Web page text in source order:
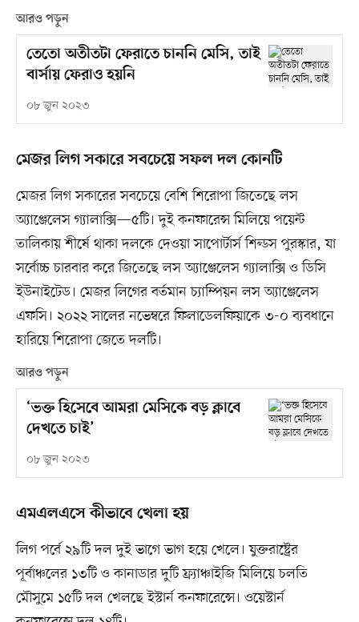
আরও পড়ুন
তেতো অতীতটা ফেরাতে চাননি মেসি, তাই
বার্সায় ফেরাও হয়নি
০৮ জুন ২০২৩
মেজর লিগ সকারে সবচেয়ে সফল দল কোনটি
মেজর লিগ সকারের সবচেয়ে বেশি শিরোপা জিতেছে লস
অ্যাঞ্জেলেস গ্যালাক্সি—৫টি। দুই কনফারেন্স মিলিয়ে পয়েন্ট
তালিকায় শীর্ষে থাকা দলকে দেওয়া সাপোর্টার্স শিল্ডস পুরস্কার, যা
সর্বোচ্চ চারবার করে জিতেছে লস অ্যাঞ্জেলেস গ্যালাক্সি ও ডিসি
ইউনাইটেড। মেজর লিগের বর্তমান চ্যাম্পিয়ন লস অ্যাঞ্জেলেস
এফসি। ২০২২ সালের নভেম্বরে ফিলাডেলফিয়াকে ৩-০ ব্যবধানে
হারিয়ে শিরোপা জেতে দলটি।
আরও পড়ুন
‘ভক্ত হিসেবে আমরা মেসিকে বড় ক্লাবে
দেখতে চাই’
০৮ জুন ২০২৩
এমএলএসে কীভাবে খেলা হয়
লিগ পর্বে ২৯টি দল দুই ভাগে ভাগ হয়ে খেলে। যুক্তরাষ্ট্রের
পূর্বাঞ্চলের ১৩টি ও কানাডার দুটি ফ্র্যাঞ্চাইজি মিলিয়ে চলতি
মৌসুমে ১৫টি দল খেলছে ইস্টার্ন কনফারেন্সে। ওয়েস্টার্ন